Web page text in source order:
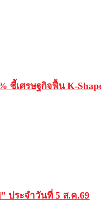
ชี้เศรษฐกิจฟื้น K-
ประจำวันที่ 5 ส.ค.69